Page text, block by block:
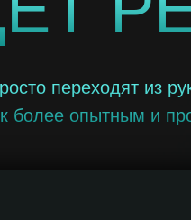
переходят из
более опытным и